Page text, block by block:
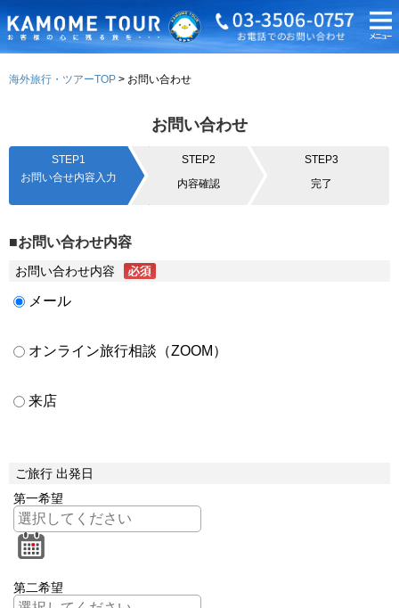
海外旅行・ツアーTOP お問い合わせ
お問い合わせ
STEP1
お問い合せ内容入力
STEP2
内容確認
STEP3
完了
■お問い合わせ内容
お問い合わせ内容
メール
オンライン旅行相談（ZOOM）
来店
ご旅行 出発日
第一希望
第二希望